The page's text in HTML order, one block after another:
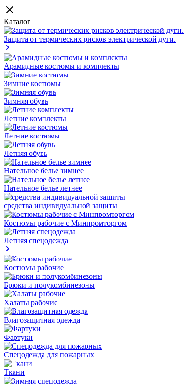
Каталог
Защита от термических рисков электрической дуги.
Арамидные костюмы и комплекты
Зимние костюмы
Зимняя обувь
Летние комплекты
Летние костюмы
Летняя обувь
Нательное белье зимнее
Нательное белье летнее
средства индивидуальной защиты
Костюмы рабочие с Минпромторгом
Летняя спецодежда
Костюмы рабочие
Брюки и полукомбинезоны
Халаты рабочие
Влагозащитная одежда
Фартуки
Спецодежда для пожарных
Ткани